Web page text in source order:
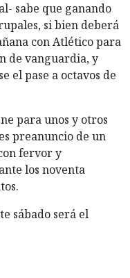
sabe que ganando
si bien deberá
con Atlético para
de vanguardia, y
el pase a octavos de
para unos y otros
preanuncio de un
fervor y
los noventa
sábado será el